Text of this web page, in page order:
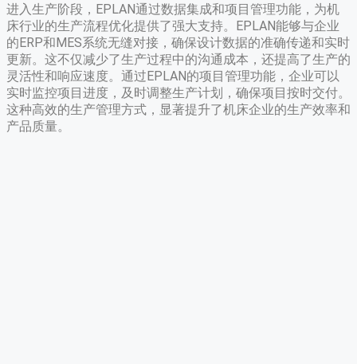
进入生产阶段，EPLAN通过数据集成和项目管理功能，为机
床行业的生产流程优化提供了强大支持。EPLAN能够与企业
的ERP和MES系统无缝对接，确保设计数据的准确传递和实时
更新。这不仅减少了生产过程中的沟通成本，还提高了生产的
灵活性和响应速度。通过EPLAN的项目管理功能，企业可以
实时监控项目进度，及时调整生产计划，确保项目按时交付。
这种高效的生产管理方式，显著提升了机床企业的生产效率和
产品质量。